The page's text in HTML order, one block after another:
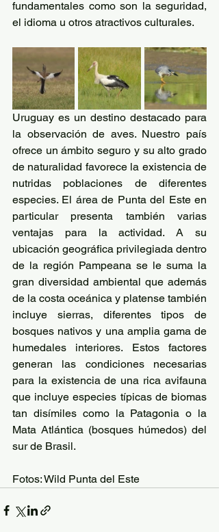
fundamentales como son la seguridad,
el idioma u otros atractivos culturales.
Uruguay es un destino destacado para
la observación de aves. Nuestro país
ofrece un ámbito seguro y su alto grado
de naturalidad favorece la existencia de
nutridas poblaciones de diferentes
especies. El área de Punta del Este en
particular presenta también varias
ventajas para la actividad. A su
ubicación geográfica privilegiada dentro
de la región Pampeana se le suma la
gran diversidad ambiental que además
de la costa oceánica y platense también
incluye sierras, diferentes tipos de
bosques nativos y una amplia gama de
humedales interiores. Estos factores
generan las condiciones necesarias
para la existencia de una rica avifauna
que incluye especies típicas de biomas
tan disímiles como la Patagonia o la
Mata Atlántica (bosques húmedos) del
sur de Brasil.
Fotos: Wild Punta del Este